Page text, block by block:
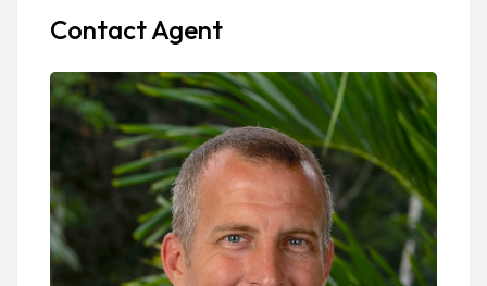
Contact Agent